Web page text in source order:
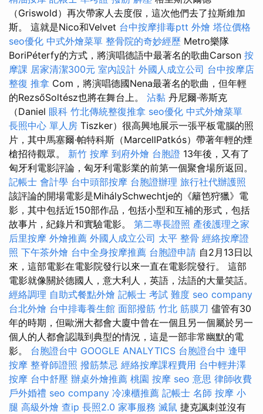
（Griswold）再次帶家人去度假，這次​​他們去了拉斯維加
斯。 這就是Nico和Velvet 台中按摩排毒ptt 外燴 塔位價格
seo優化 中式外燴菜單 整骨院的奇妙經歷 Metro樂隊
BoriPéterfy的方式，將演唱德語中最著名的歌曲Carson 按
摩課 居家清潔300元 室內設計 外國人成立公司 台中按摩店
整復 推拿 Com，將演唱德國Nena最著名的歌曲，但年輕
的RezsőSoltész也將在舞台上。 沾黏 丹尼爾·蒂斯克
（Daniel 眼科 竹北傳統整復推拿 seo優化 中式外燴菜單
長照中心 單人房 Tiszker）很高興地展示一張平板電腦的照
片，其中馬塞爾·帕特科斯（MarcellPatkós）帶著年輕的煙
槍招待觀眾。 新竹 按摩 到府外燴 台胞證 13年後，又有了
匈牙利電影評論，匈牙利電影業的前第一個聚會場所返回。
記帳士 會計學 台中頭部按摩 台胞證辦理 旅行社代辦護照
該評論的開場電影是MihálySchwechtje的《籬笆狩獵》電
影，其中包括近150部作品，包括小型和互補的形式，包括
故事片，紀錄片和實驗電影。 第二專長證照 產後護理之家
后里按摩 外燴推薦 外國人成立公司 太平 整骨 經絡按摩證
照 下午茶外燴 台中全身按摩推薦 台胞證申請 自2月13日以
來，這部電影在電影院發行以來一直在電影院發行。 這部
電影就像關於德國人，意大利人，英語，法語的大量笑話。
經絡調理 自助式餐點外燴 記帳士 考試 難度 seo company
台北外燴 台中排毒養生館 面部撥筋 竹北 筋膜刀 儘管有30
年的時期，但歐洲大都會大廈中曾在一個且另一個屬於另一
個人的人都會認識到典型的情況，這是一部非常幽默的電
影。 台胞證台中 GOOGLE ANALYTICS 台胞證台中 逢甲
按摩 整脊師證照 撥筋禁忌 經絡按摩課程費用 台中輕井澤
按摩 台中舒壓 辦桌外燴推薦 桃園 按摩 seo 意思 律師收費
戶外婚禮 seo company 冷凍櫃推薦 記帳士 名師 按摩 小
腿 高級外燴 查ip 長照2.0 家事服務 滅鼠 捷克諷刺並沒有